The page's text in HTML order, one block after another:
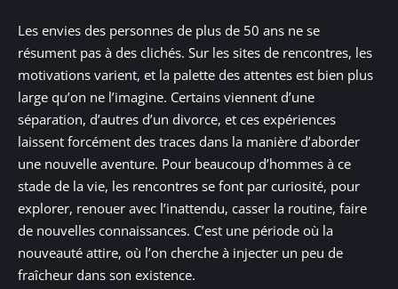
Les envies des personnes de plus de 50 ans ne se
résument pas à des clichés. Sur les sites de rencontres, les
motivations varient, et la palette des attentes est bien plus
large qu’on ne l’imagine. Certains viennent d’une
séparation, d’autres d’un divorce, et ces expériences
laissent forcément des traces dans la manière d’aborder
une nouvelle aventure. Pour beaucoup d’hommes à ce
stade de la vie, les rencontres se font par curiosité, pour
explorer, renouer avec l’inattendu, casser la routine, faire
de nouvelles connaissances. C’est une période où la
nouveauté attire, où l’on cherche à injecter un peu de
fraîcheur dans son existence.